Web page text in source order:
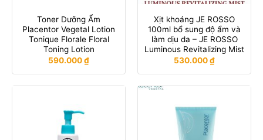
Toner Dưỡng Ẩm
Placentor Vegetal Lotion
Tonique Florale Floral
Toning Lotion
590.000₫
Xịt khoáng JE ROSSO
100ml bổ sung độ ẩm và
làm dịu da – JE ROSSO
Luminous Revitalizing Mist
530.000₫